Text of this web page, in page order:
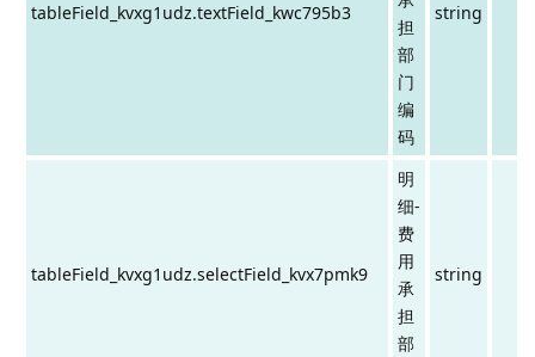
tableField_kvxg1udz.textField_kwc795b3
担
部
门
编
码
string
tableField_kvxg1udz.selectField_kvx7pmk9
明
细-
费
用
承
担
部
string